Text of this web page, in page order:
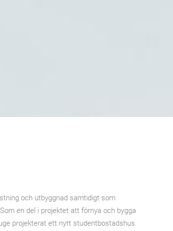
och utbyggnad samtidigt som
en del i projektet att förnya och bygga
projekterat ett nytt studentbostadshus.